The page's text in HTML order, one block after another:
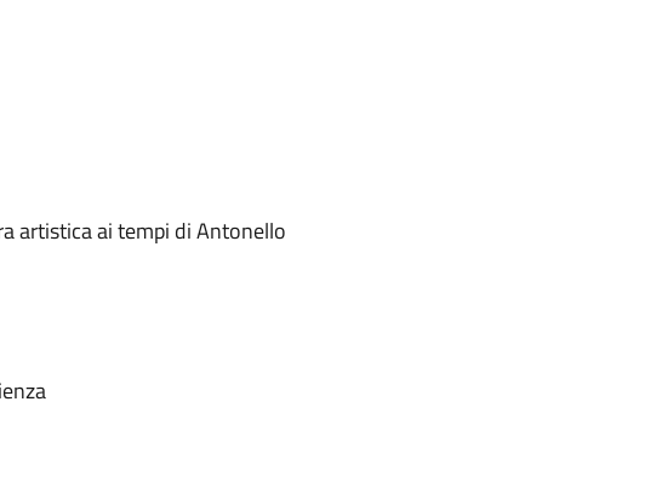
artistica ai tempi di Antonello